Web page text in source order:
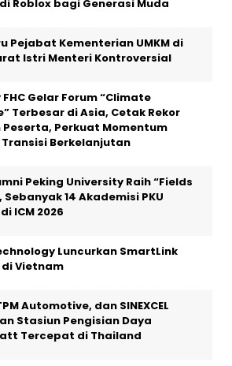
di Roblox bagi Generasi Muda
Pejabat Kementerian UMKM di
Istri Menteri Kontroversial
Gelar Forum “Climate
Terbesar di Asia, Cetak Rekor
Peserta, Perkuat Momentum
Transisi Berkelanjutan
Peking University Raih “Fields
Sebanyak 14 Akademisi PKU
ICM 2026
Luncurkan SmartLink
Vietnam
Automotive, dan SINEXCEL
Stasiun Pengisian Daya
Tercepat di Thailand